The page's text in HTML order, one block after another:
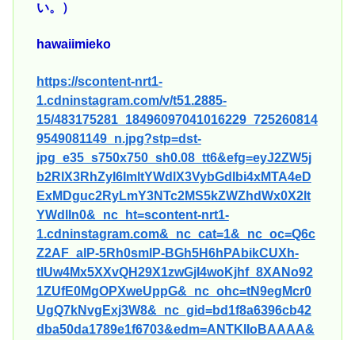
い。）
hawaiimieko
https://scontent-nrt1-
1.cdninstagram.com/v/t51.2885-
15/483175281_18496097041016229_725260814
9549081149_n.jpg?stp=dst-
jpg_e35_s750x750_sh0.08_tt6&efg=eyJ2ZW5j
b2RlX3RhZyI6ImltYWdlX3VybGdlbi4xMTA4eD
ExMDguc2RyLmY3NTc2MS5kZWZhdWx0X2lt
YWdlIn0&_nc_ht=scontent-nrt1-
1.cdninstagram.com&_nc_cat=1&_nc_oc=Q6c
Z2AF_alP-5Rh0smlP-BGh5H6hPAbikCUXh-
tlUw4Mx5XXvQH29X1zwGjI4woKjhf_8XANo92
1ZUfE0MgOPXweUppG&_nc_ohc=tN9egMcr0
UgQ7kNvgExj3W8&_nc_gid=bd1f8a6396cb42
dba50da1789e1f6703&edm=ANTKIIoBAAAA&